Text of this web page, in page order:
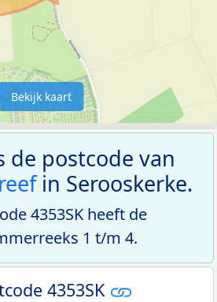
Bekijk kaart
de postcode van
in Serooskerke.
4353SK heeft de
1 t/m 4.
4353SK